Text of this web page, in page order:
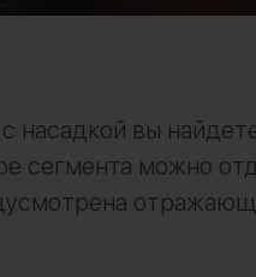
насадкой вы
сегмента можно